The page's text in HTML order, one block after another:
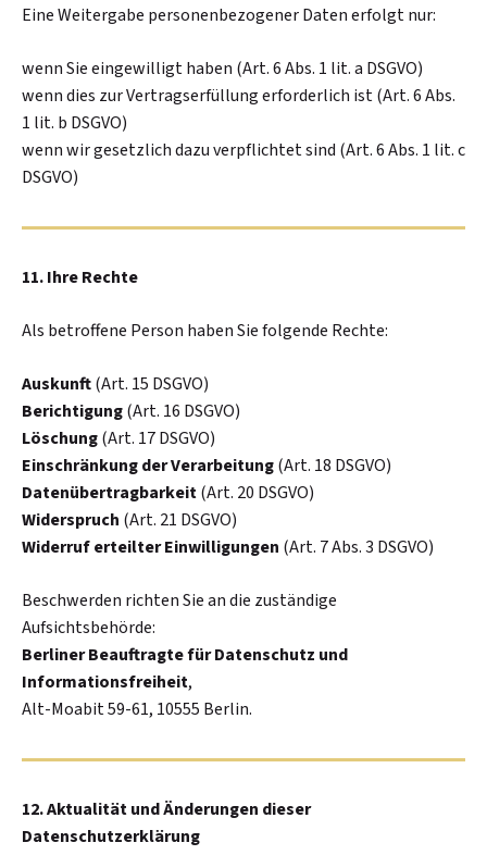
Eine Weitergabe personenbezogener Daten erfolgt nur:
wenn Sie eingewilligt haben (Art. 6 Abs. 1 lit. a DSGVO)
wenn dies zur Vertragserfüllung erforderlich ist (Art. 6 Abs.
1 lit. b DSGVO)
wenn wir gesetzlich dazu verpflichtet sind (Art. 6 Abs. 1 lit. c
DSGVO)
11. Ihre Rechte
Als betroffene Person haben Sie folgende Rechte:
Auskunft(Art. 15 DSGVO)
Berichtigung(Art. 16 DSGVO)
Löschung(Art. 17 DSGVO)
Einschränkung der Verarbeitung(Art. 18 DSGVO)
Datenübertragbarkeit(Art. 20 DSGVO)
Widerspruch (Art. 21 DSGVO)
Widerruf erteilter Einwilligungen (Art. 7 Abs. 3 DSGVO)
Beschwerden richten Sie an die zuständige
Aufsichtsbehörde:
Berliner Beauftragte für Datenschutz und
Informationsfreiheit,
Alt-Moabit 59-61, 10555 Berlin.
12. Aktualität und Änderungen dieser
Datenschutzerklärung